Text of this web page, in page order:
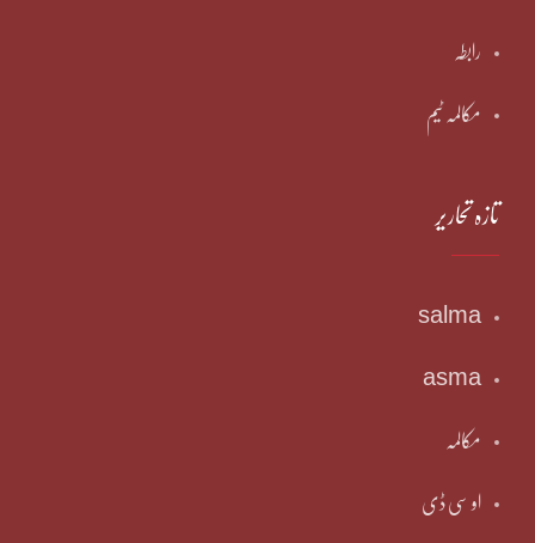
رابطہ
مکالمہ ٹیم
تازہ تحاریر
salma
asma
مکالمہ
او سی ڈی